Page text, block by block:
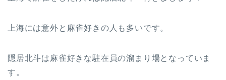
上海には意外と麻雀好きの人も多いです。
隠居北斗は麻雀好きな駐在員の溜まり場となっていま
す。